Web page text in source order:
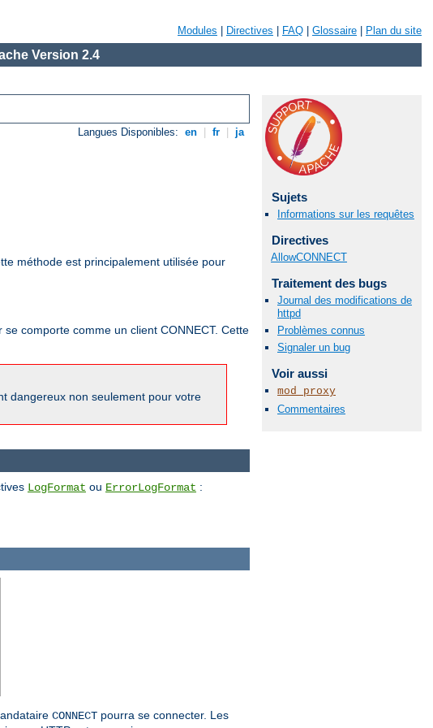
Modules Directives FAQ Glossaire Plan du site
Version 2.4
Langues Disponibles: en fr ja
méthode est principalement utilisée pour
comporte comme un client CONNECT. Cette
dangereux non seulement pour votre
Sujets
Informations sur les requêtes
Directives
AllowCONNECT
Traitement des bugs
Journal des modifications de
httpd
Problèmes connus
Signaler un bug
Voir aussi
mod_proxy
Commentaires
LogFormat ou ErrorLogFormat :
CONNECT pourra se connecter. Les